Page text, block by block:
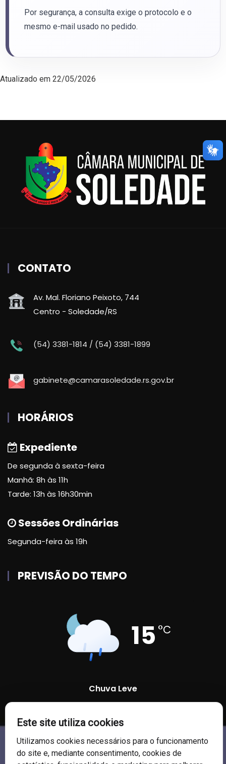
Por segurança, a consulta exige o protocolo e o
mesmo e-mail usado no pedido.
Atualizado em 22/05/2026
CONTATO
Av. Mal. Floriano Peixoto, 744
Centro - Soledade/RS
(54) 3381-1814 / (54) 3381-1899
gabinete@camarasoledade.rs.gov.br
HORÁRIOS
Expediente
De segunda à sexta-feira
Manhã: 8h às 11h
Tarde: 13h às 16h30min
Sessões Ordinárias
Segunda-feira às 19h
PREVISÃO DO TEMPO
15 °C
Chuva Leve
93 % 1007 mb
Este site utiliza cookies
Utilizamos cookies necessários para o funcionamento
do site e, mediante consentimento, cookies de